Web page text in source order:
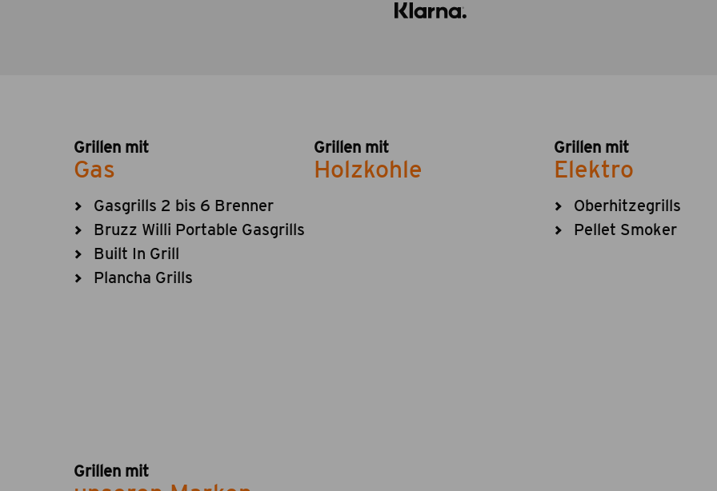
Grillen mit
Gas
Gasgrills 2 bis 6 Brenner
Bruzz Willi Portable Gasgrills
Built In Grill
Plancha Grills
Grillen mit
Holzkohle
Grillen mit
Elektro
Oberhitzegrills
Pellet Smoker
Grillen mit